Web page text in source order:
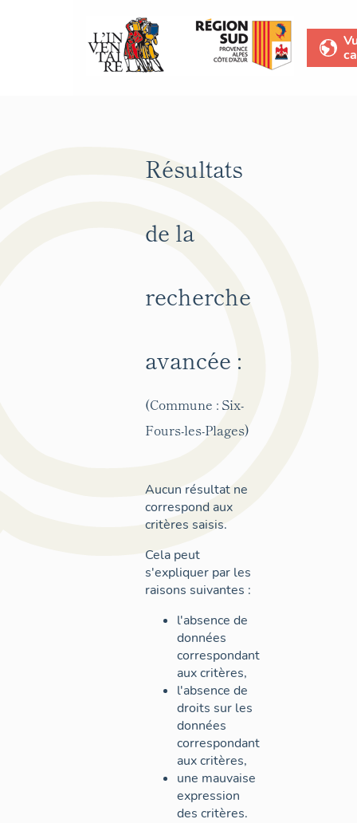
Résultats
de la
recherche
avancée :
(Commune : Six-
Fours-les-Plages)
Aucun résultat ne
correspond aux
critères saisis.
Cela peut
s'expliquer par les
raisons suivantes :
l'absence de
données
correspondant
aux critères,
l'absence de
droits sur les
données
correspondant
aux critères,
une mauvaise
expression
des critères.